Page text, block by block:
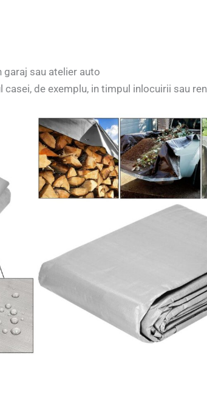
sau atelier auto
de exemplu, in timpul inlocuirii sau